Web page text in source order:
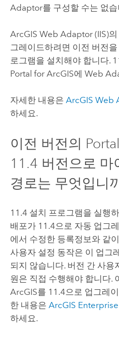
Adaptor를 구성할 수는 없습
ArcGIS Web Adaptor (IIS)의
그레이드하려면 이전 버전
로그램을 설치해야 합니다.
Portal for ArcGIS에 Web
자세한 내용은 ArcGIS Web
하세요.
이전 버전의
11.4 버전으로 마
경로는 무엇입니
11.4설치 프로그램을 실행
배포가 11.4으로 자동 업그
에서 수정한 등록정보와 같
사용자 설정 동작은 이 업그
되지 않습니다. 버전 간 사용
원은 직접 수행해야 합니다.
ArcGIS를 11.4으로 업그레
한 내용은 ArcGIS Enterprise
하세요.